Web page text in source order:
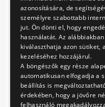
Eljárás száma
Ajánlattételi
határidő
Felhívjuk a Tisztelt
hogy jelen
az ajánlattétel
azonosítására, de
személyre szabottabb
jut. Ön dönti el, hogy
használatát. Az
kiválaszthatja azon sütiket,
kezeléséhez hozzájárul.
A böngészők egy része
automatikusan elfogadja a
beállítás is
érdekében, hogy a jövőre
felhasználó